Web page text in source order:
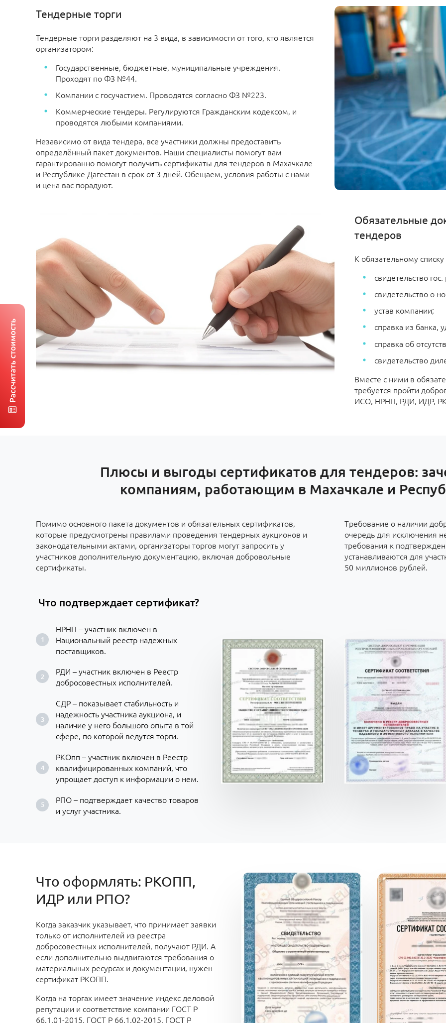
Тендерные торги
Тендерные торги разделяют на 3 вида, в зависимости от того, кто является
организатором:
Государственные, бюджетные, муниципальные учреждения.
Проходят по ФЗ №44.
Компании с госучастием. Проводятся согласно ФЗ №223.
Коммерческие тендеры. Регулируются Гражданским кодексом, и
проводятся любыми компаниями.
Независимо от вида тендера, все участники должны предоставить
определённый пакет документов. Наши специалисты помогут вам
гарантированно помогут получить сертификаты для тендеров в Махачкале
и Республике Дагестан в срок от 3 дней. Обещаем, условия работы с нами
и цена вас порадуют.
Обязательные
тендеров
К обязательному
свидетельство
свидетельство о
устав компании;
справка из банка,
справка об
свидетельство
Вместе с ними в
требуется пройти
ИСО, НРНП, РДИ, ИДР,
Плюсы и выгоды сертификатов для тендеров:
компаниям, работающим в Махачкале и
Помимо основного пакета документов и обязательных сертификатов,
которые предусмотрены правилами проведения тендерных аукционов и
законодательными актами, организаторы торгов могут запросить у
участников дополнительную документацию, включая добровольные
сертификаты.
Требование о наличии
очередь для исключения
требования к
устанавливаются для
50 миллионов рублей.
Что подтверждает сертификат?
НРНП – участник включен в
Национальный реестр надежных
поставщиков.
РДИ – участник включен в Реестр
добросовестных исполнителей.
СДР – показывает стабильность и
надежность участника аукциона, и
наличие у него большого опыта в той
сфере, по которой ведутся торги.
РКОпп – участник включен в Реестр
квалифицированных компаний, что
упрощает доступ к информации о нем.
РПО – подтверждает качество товаров
и услуг участника.
Что оформлять: РКОПП,
ИДР или РПО?
Когда заказчик указывает, что принимает заявки
только от исполнителей из реестра
добросовестных исполнителей, получают РДИ. А
если дополнительно выдвигаются требования о
материальных ресурсах и документации, нужен
сертификат РКОПП.
Когда на торгах имеет значение индекс деловой
репутации и соответствие компании ГОСТ Р
66.1.01-2015, ГОСТ Р 66.1.02-2015, ГОСТ Р